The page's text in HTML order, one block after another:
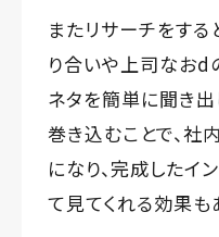
またリサーチをする
り合いや上司なおd
ネタを簡単に聞き出
巻き込むことで、社
になり、完成したイ
て見てくれる効果も